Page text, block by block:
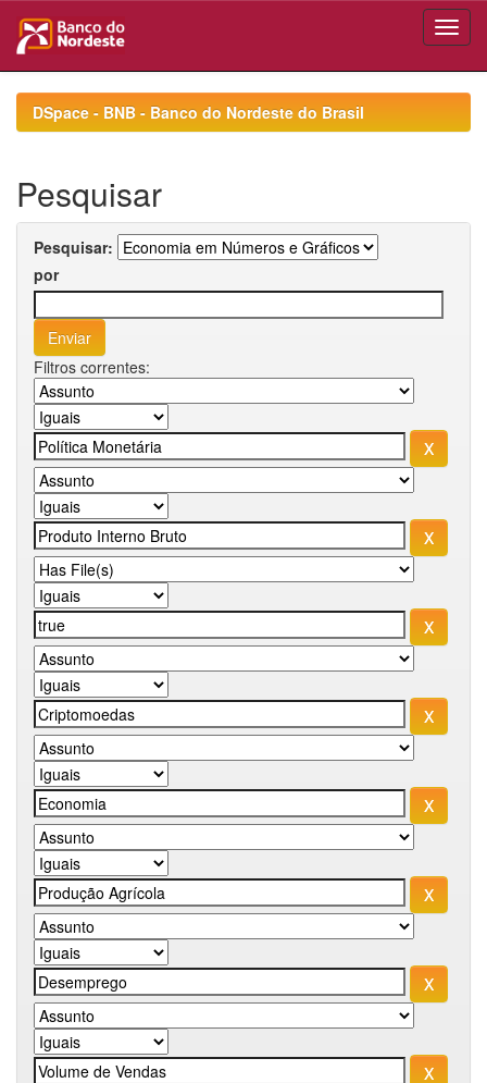
navigationDSpace - BNB - Banco do Nordeste do Brasil
Pesquisar
Pesquisar:
por
Filtros correntes: